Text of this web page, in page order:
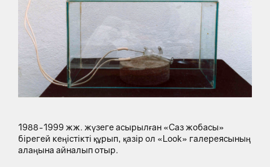
1988-1999 жж. жүзеге асырылған «Саз жобасы»
бірегей кеңістікті құрып, қазір ол «Look» галереясының
алаңына айналып отыр.